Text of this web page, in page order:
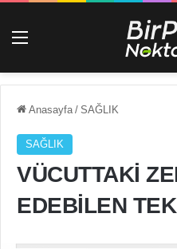
Menü
Anasayfa / SAĞLIK
SAĞLIK
VÜCUTTAKİ
EDEBİLEN